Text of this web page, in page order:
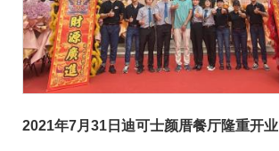
2021年7月31日迪可士颜厝餐厅隆重开业